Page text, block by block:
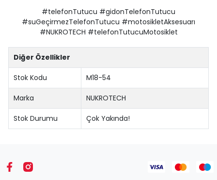
#telefonTutucu #gidonTelefonTutucu
#suGeçirmezTelefonTutucu #motosikletAksesuarı
#NUKROTECH #telefonTutucuMotosiklet
Diğer Özellikler
Stok Kodu M18-54
Marka NUKROTECH
Stok Durumu Çok Yakında!